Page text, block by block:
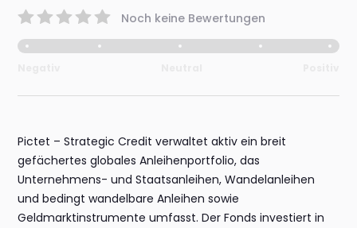
Noch keine Bewertungen
Pictet – Strategic Credit verwaltet aktiv ein breit
gefächertes globales Anleihenportfolio, das
Unternehmens- und Staatsanleihen, Wandelanleihen
und bedingt wandelbare Anleihen sowie
Geldmarktinstrumente umfasst. Der Fonds investiert in